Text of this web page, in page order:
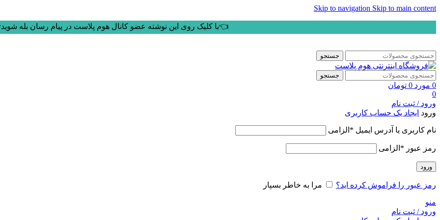
Skip to navigation Skip to main content
👈با کلیک روی این نوشته عضو کانال هوم پلاست در پیام رسان بله
جستجو
جستجو
0 مورد 0 تومان
0
ورود / ثبت نام
ورود ایجاد یک حساب کاربری
نام کاربری یا آدرس ایمیل * الزامی
رمز عبور * الزامی
ورود
رمز عبور را فراموش کرده اید؟ مرا به خاطر بسپار
منو
ورود / ثبت نام